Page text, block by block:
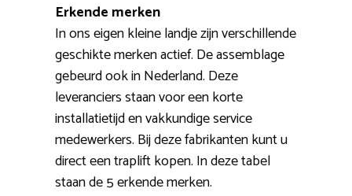
Erkende merken
In ons eigen kleine landje zijn verschillende
geschikte merken actief. De assemblage
gebeurd ook in Nederland. Deze
leveranciers staan voor een korte
installatietijd en vakkundige service
medewerkers. Bij deze fabrikanten kunt u
direct een traplift kopen. In deze tabel
staan de 5 erkende merken.